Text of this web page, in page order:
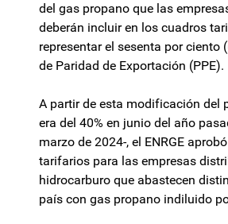
del gas propano que las
deberán incluir en los cuadros
representar el sesenta por ciento
de Paridad de Exportación (PPE).
A partir de esta modificación del
era del 40% en junio del año
marzo de 2024-, el ENRGE
tarifarios para las empresas
hidrocarburo que abastecen
país con gas propano indiluido